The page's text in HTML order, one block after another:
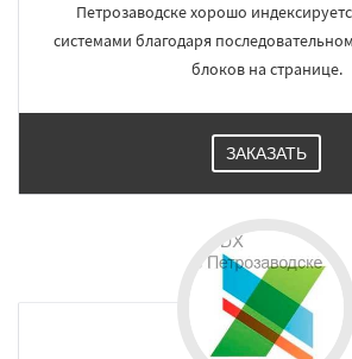
Петрозаводске хорошо
системами благодаря
блоков на странице.
ЗАКАЗАТЬ